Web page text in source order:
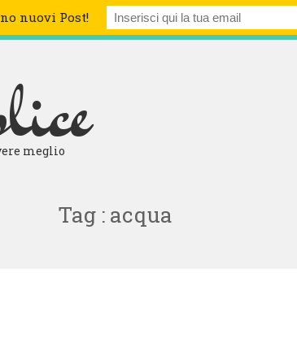
SIAMO ARCHIVIO LETTURE CONSIGLIATE
meglio
Tag : acqua
nuovi Post!